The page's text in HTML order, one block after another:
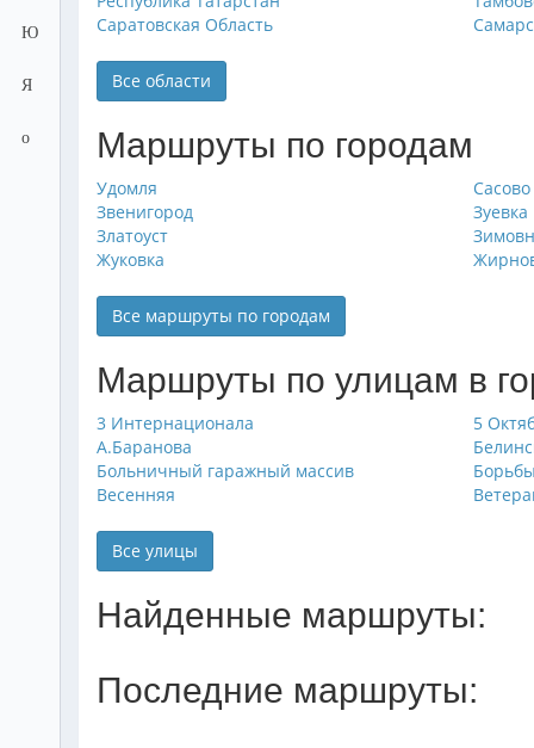
Ю
Я
о
Саратовская Область
Все области
Маршруты по городам
Удомля Сасово
Звенигород
Зуевка
Златоуст
Жуковка
Все маршруты по городам
Маршруты по улицам в
3 Интернационала 5
А.Баранова
Больничный гаражный массив
Борьбы
Весенняя
Все улицы
Найденные маршруты:
Последние маршруты: